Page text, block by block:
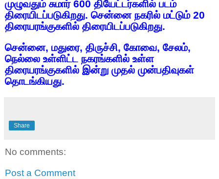
முழுவதும் சுமார்600 தியேட்டர்களில் படம்
திரையிடப்படுகிறது. சென்னை நகரில் மட்டும்20
திரையரங்குகளில் திரையிடப்படுகிறது.
சென்னை, மதுரை, திருச்சி, கோவை, சேலம்,
நெல்லை உள்ளிட்ட நகரங்களில் உள்ள
திரையரங்குகளில் இன்று முதல் முன்பதிவுகள்
தொடங்கியது.
Share
No comments:
Post a Comment